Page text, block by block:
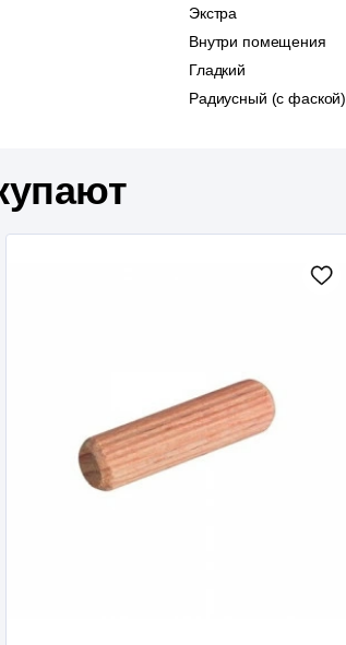
Экстра
Внутри помещения
Гладкий
Радиусный (с фаской)